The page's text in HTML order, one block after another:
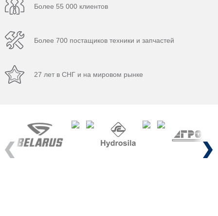
Более 55 000 клиентов
Более 700 постащиков техники и запчастей
27 лет в СНГ и на мировом рынке
Previous Next